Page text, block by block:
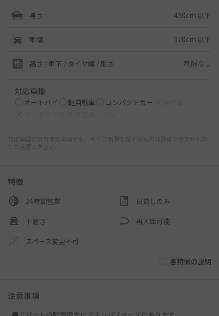
長さ 430cm 以下
車幅 170cm 以下
高さ / 車下 / タイヤ幅 / 重さ 制限なし
対応車種
オートバイ 軽自動車 コンパクトカー
対応車種に該当する車両でも、サイズ制限を超えるものは駐車できませんの
でご注意ください。
特徴
24時間営業 日貸しのみ
平置き 再入庫可能
スペース変更不可
各特徴の説明
注意事項